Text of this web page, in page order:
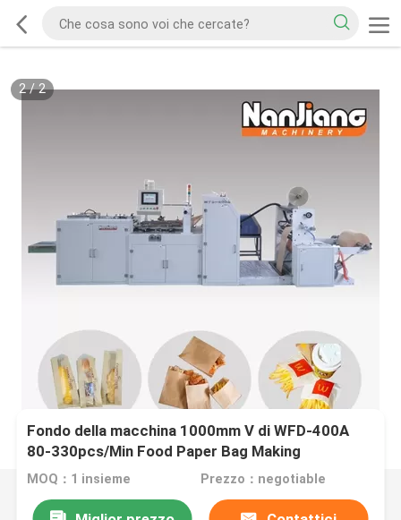
2/2
Fondo della macchina 1000mm V di WFD-400A
80-330pcs/Min Food Paper Bag Making
MOQ：1 insieme Prezzo：negotiable